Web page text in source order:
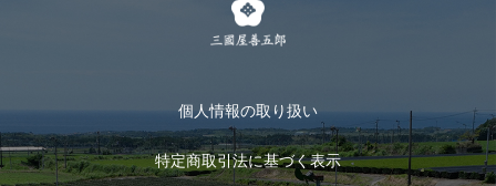
お茶のギフト
おすすめのお茶
ログイン
個人情報の取り扱い
特定商取引法に基づく表示